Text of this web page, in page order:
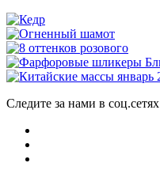
Следите за нами в соц.сетях